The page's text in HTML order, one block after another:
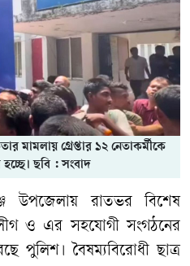
মামলায় গ্রেপ্তার ১২ নেতাকর্মীকে
ছবি : সংবাদ
উপজেলায় রাতভর বিশেষ
ও এর সহযোগী সংগঠনের
পুলিশ। বৈষম্যবিরোধী ছাত্র